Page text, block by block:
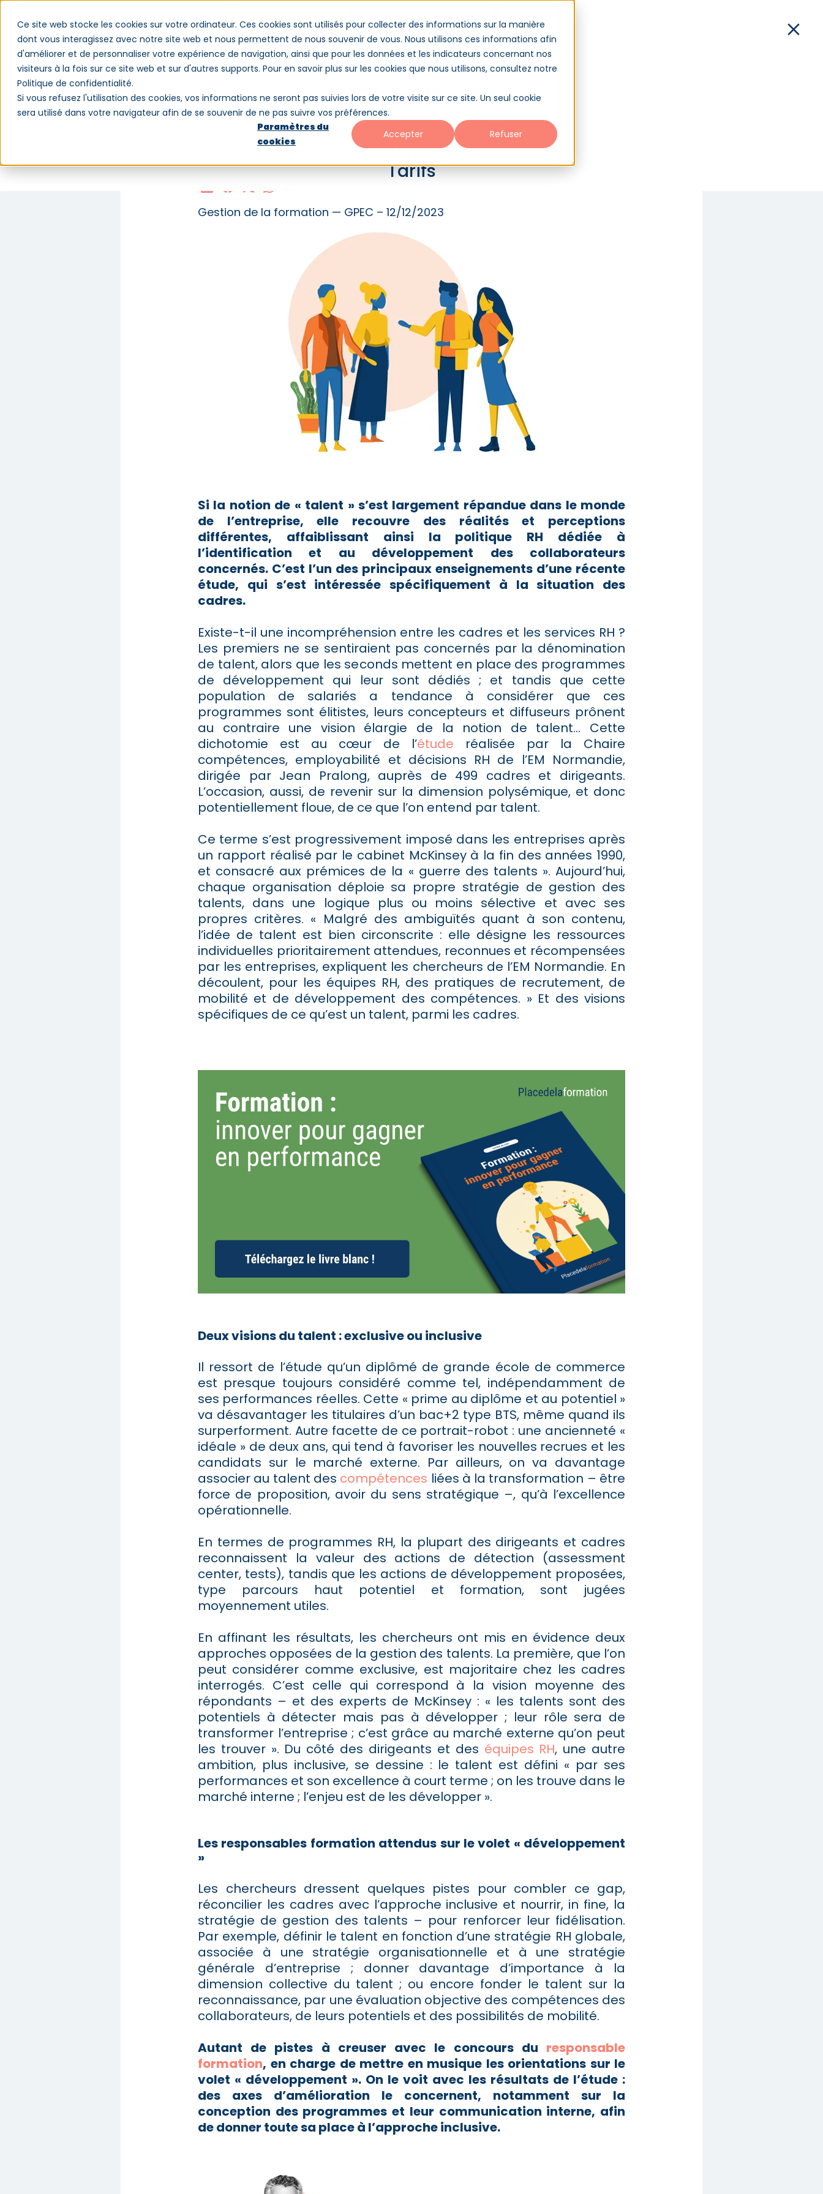
Ce site web stocke les cookies sur votre ordinateur. Ces cookies sont utilisés pour collecter des informations sur la manière
dont vous interagissez avec notre site web et nous permettent de nous souvenir de vous. Nous utilisons ces informations afin
d'améliorer et de personnaliser votre expérience de navigation, ainsi que pour les données et les indicateurs concernant nos
visiteurs à la fois sur ce site web et sur d'autres supports. Pour en savoir plus sur les cookies que nous utilisons, consultez notre
Politique de confidentialité.
Si vous refusez l'utilisation des cookies, vos informations ne seront pas suivies lors de votre visite sur ce site. Un seul cookie
sera utilisé dans votre navigateur afin de se souvenir de ne pas suivre vos préférences.
Paramètres du
cookies
Accepter Refuser
LogicielClientsBlogQui sommes-nous ?PartenairesTarifs
Logiciel
Clients
Qui sommes-nous ?
Partenaires
Tarifs
Cadres : des talents comme les autres ?
Gestion de la formation — GPEC – 12/12/2023
Si la notion de « talent » s’est largement répandue dans le monde
de l’entreprise, elle recouvre des réalités et perceptions
différentes, affaiblissant ainsi la politique RH dédiée à
l’identification et au développement des collaborateurs
concernés. C’est l’un des principaux enseignements d’une récente
étude, qui s’est intéressée spécifiquement à la situation des
cadres.
Existe-t-il une incompréhension entre les cadres et les services RH ?
Les premiers ne se sentiraient pas concernés par la dénomination
de talent, alors que les seconds mettent en place des programmes
de développement qui leur sont dédiés ; et tandis que cette
population de salariés a tendance à considérer que ces
programmes sont élitistes, leurs concepteurs et diffuseurs prônent
au contraire une vision élargie de la notion de talent… Cette
dichotomie est au cœur de l’étude réalisée par la Chaire
compétences, employabilité et décisions RH de l’EM Normandie,
dirigée par Jean Pralong, auprès de 499 cadres et dirigeants.
L’occasion, aussi, de revenir sur la dimension polysémique, et donc
potentiellement floue, de ce que l’on entend par talent.
Ce terme s’est progressivement imposé dans les entreprises après
un rapport réalisé par le cabinet McKinsey à la fin des années 1990,
et consacré aux prémices de la « guerre des talents ». Aujourd’hui,
chaque organisation déploie sa propre stratégie de gestion des
talents, dans une logique plus ou moins sélective et avec ses
propres critères. « Malgré des ambiguïtés quant à son contenu,
l’idée de talent est bien circonscrite : elle désigne les ressources
individuelles prioritairement attendues, reconnues et récompensées
par les entreprises, expliquent les chercheurs de l’EM Normandie. En
découlent, pour les équipes RH, des pratiques de recrutement, de
mobilité et de développement des compétences. » Et des visions
spécifiques de ce qu’est un talent, parmi les cadres.
Deux visions du talent : exclusive ou inclusive
Il ressort de l’étude qu’un diplômé de grande école de commerce
est presque toujours considéré comme tel, indépendamment de
ses performances réelles. Cette « prime au diplôme et au potentiel »
va désavantager les titulaires d’un bac+2 type BTS, même quand ils
surperforment. Autre facette de ce portrait-robot : une ancienneté «
idéale » de deux ans, qui tend à favoriser les nouvelles recrues et les
candidats sur le marché externe. Par ailleurs, on va davantage
associer au talent des compétences liées à la transformation – être
force de proposition, avoir du sens stratégique –, qu’à l’excellence
opérationnelle.
En termes de programmes RH, la plupart des dirigeants et cadres
reconnaissent la valeur des actions de détection (assessment
center, tests), tandis que les actions de développement proposées,
type parcours haut potentiel et formation, sont jugées
moyennement utiles.
En affinant les résultats, les chercheurs ont mis en évidence deux
approches opposées de la gestion des talents. La première, que l’on
peut considérer comme exclusive, est majoritaire chez les cadres
interrogés. C’est celle qui correspond à la vision moyenne des
répondants – et des experts de McKinsey : « les talents sont des
potentiels à détecter mais pas à développer ; leur rôle sera de
transformer l’entreprise ; c’est grâce au marché externe qu’on peut
les trouver ». Du côté des dirigeants et des équipes RH, une autre
ambition, plus inclusive, se dessine : le talent est défini « par ses
performances et son excellence à court terme ; on les trouve dans le
marché interne ; l’enjeu est de les développer ».
Les responsables formation attendus sur le volet « développement
»
Les chercheurs dressent quelques pistes pour combler ce gap,
réconcilier les cadres avec l’approche inclusive et nourrir, in fine, la
stratégie de gestion des talents – pour renforcer leur fidélisation.
Par exemple, définir le talent en fonction d’une stratégie RH globale,
associée à une stratégie organisationnelle et à une stratégie
générale d’entreprise ; donner davantage d’importance à la
dimension collective du talent ; ou encore fonder le talent sur la
reconnaissance, par une évaluation objective des compétences des
collaborateurs, de leurs potentiels et des possibilités de mobilité.
Autant de pistes à creuser avec le concours du responsable
formation, en charge de mettre en musique les orientations sur le
volet « développement ». On le voit avec les résultats de l’étude :
des axes d’amélioration le concernent, notamment sur la
conception des programmes et leur communication interne, afin
de donner toute sa place à l’approche inclusive.